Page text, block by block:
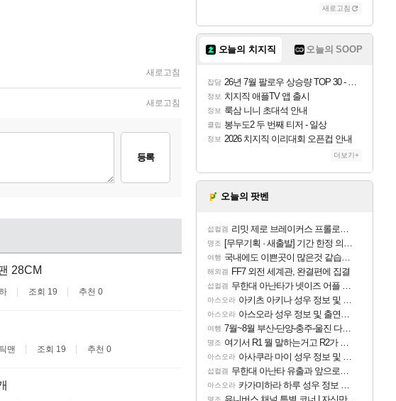
새로고침
새로고침
등록
28CM
조회 19 추천 0
맨 조회 19 추천 0
새로고침
오늘의 치지직 오늘의 SOOP
잡담 26년 7월 팔로우 상승량 TOP 30 - 월간 치지직
정보 치지직 애플TV 앱 출시
정보 룩삼 니니 초대석 안내
클립 봉누도2 두 번째 티저 - 일상
정보 2026 치지직 이리대회 오픈컵 안내
더보기+
오늘의 팟벤
섭컬겜 리밋 제로 브레이커스 프롤로그 테스트 후기 영상 업로드
명조 [무무기획 · 새출발] 기간 한정 의뢰 이벤트
여행 국내에도 이쁜곳이 많은것 같습니다
해외겜 FF7 외전 세계관, 완결편에 집결
섭컬겜 무한대 아난타가 넷이즈 어플 달력에 일정 등록
아스오라 아키츠 아키나 성우 정보 및 주요 필모
아스오라 아스오라 성우 정보 및 출연작 모음
여행 7월~8월 부산-단양-충주-울진 다녀왔어요~
명조 여기서 R1 뭘 말하는거고 R2가 뭘말하는걸까요?
아스오라 아사쿠라 마이 성우 정보 및 주요 필모
섭컬겜 무한대 아난타 유출과 앞으로의 예상 (루머)
아스오라 카가미하라 하루 성우 정보 및 주요 필모
명조